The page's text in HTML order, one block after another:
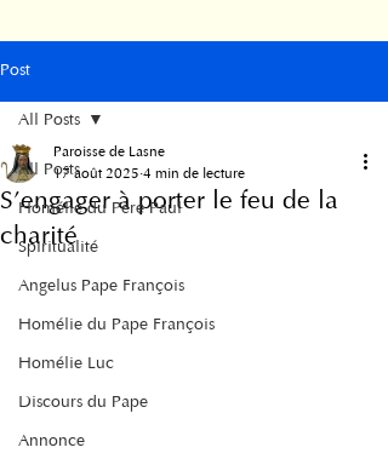
Post
All Posts
Homélie du Père Paul
Spiritualité
Angelus Pape François
Homélie du Pape François
Homélie Luc
Discours du Pape
Annonce
All Posts
S'engager à porter le feu de la
charité
Paroisse de Lasne
17 août 2025 4 min de lecture